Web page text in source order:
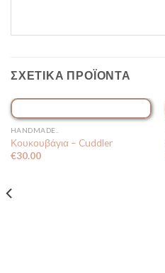
ΣΧΕΤΙΚΆ ΠΡΟΪΌΝΤΑ
ΕΞΑΝΤΛΗΜΈΝΟ
HANDMADE..
Κουκουβάγια – Cuddler
€30.00